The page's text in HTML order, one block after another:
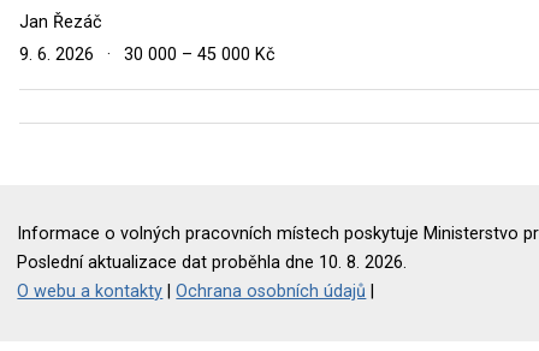
Jan Řezáč
9. 6. 2026
· 30 000 – 45 000 Kč
Informace o volných pracovních místech poskytuje Ministerstvo
Poslední aktualizace dat proběhla dne 10. 8. 2026.
O webu a kontakty |Ochrana osobních údajů